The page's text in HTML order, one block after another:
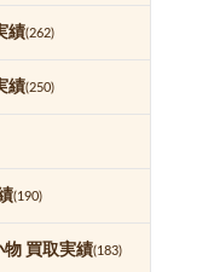
績(262)
績(250)
(190)
物 買取実績(183)